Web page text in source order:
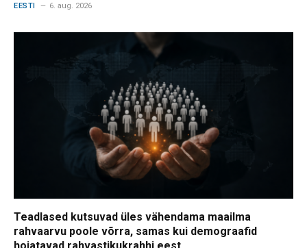
EESTI 6. aug. 2026
Teadlased kutsuvad üles vähendama maailma
rahvaarvu poole võrra, samas kui demograafid